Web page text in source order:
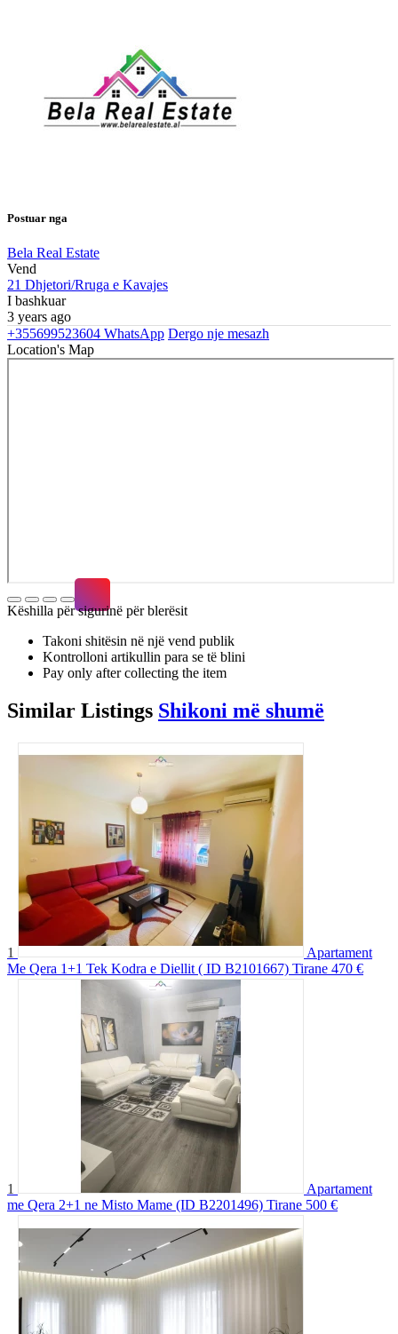
Postuar nga
Bela Real Estate
Vend
21 Dhjetori/Rruga e Kavajes
I bashkuar
3 years ago
+355699523604 WhatsApp Dergo nje mesazh
Location's Map
Këshilla për sigurinë për blerësit
Takoni shitësin në një vend publik
Kontrolloni artikullin para se të blini
Pay only after collecting the item
Similar Listings Shikoni më shumë
1
Apartament
Me Qera 1+1 Tek Kodra e Diellit ( ID B2101667) Tirane 470 €
1
Apartament
me Qera 2+1 ne Misto Mame (ID B2201496) Tirane 500 €